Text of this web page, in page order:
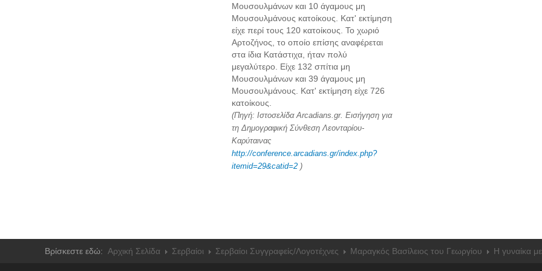
Μουσουλμάνων και 10 άγαμους μη
Μουσουλμάνους κατοίκους. Κατ' εκτίμηση
είχε περί τους 120 κατοίκους. Το χωριό
Αρτοζήνος, το οποίο επίσης αναφέρεται
στα ίδια Κατάστιχα, ήταν πολύ
μεγαλύτερο. Είχε 132 σπίτια μη
Μουσουλμάνων και 39 άγαμους μη
Μουσουλμάνους. Κατ' εκτίμηση είχε 726
κατοίκους.
(Πηγή: Ιστοσελίδα Arcadians.gr. Εισήγηση για
τη Δημογραφική Σύνθεση Λεονταρίου-
Καρύταινας
http://conference.arcadians.gr/index.php?
itemid=29&catid=2 )
Βρίσκεστε εδώ: Αρχική Σελίδα Σερβαίοι Σερβαίοι Συγγραφείς/Λογoτέχνες Μαραγκός Βασίλειος του Γεωργίου Η γυναίκα